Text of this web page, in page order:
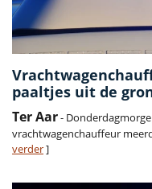
paaltjes uit de
Ter Aar-
vrachtwagenchauffeur
verder]